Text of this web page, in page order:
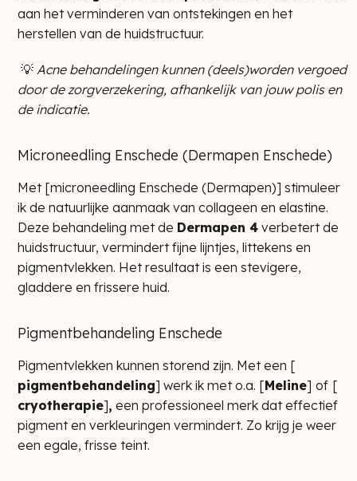
aan het verminderen van ontstekingen en het
herstellen van de huidstructuur.
💡 Acne behandelingen kunnen (deels)worden vergoed
door de zorgverzekering, afhankelijk van jouw polis en
de indicatie.
Microneedling Enschede (Dermapen Enschede)
Met [microneedling Enschede (Dermapen)] stimuleer
ik de natuurlijke aanmaak van collageen en elastine.
Deze behandeling met de Dermapen 4 verbetert de
huidstructuur, vermindert fijne lijntjes, littekens en
pigmentvlekken. Het resultaat is een stevigere,
gladdere en frissere huid.
Pigmentbehandeling Enschede
Pigmentvlekken kunnen storend zijn. Met een [
pigmentbehandeling] werk ik met o.a. [Meline] of [
cryotherapie], een professioneel merk dat effectief
pigment en verkleuringen vermindert. Zo krijg je weer
een egale, frisse teint.